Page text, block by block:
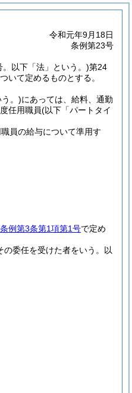
令和元年9月18日
条例第23号
以下「法」という。)第24
いて定めるものとする。
。)にあっては、給料、通勤
任用職員(以下「パートタイ
員の給与について準用す
例第3条第1項第1号で定め
委任を受けた者をいう。以